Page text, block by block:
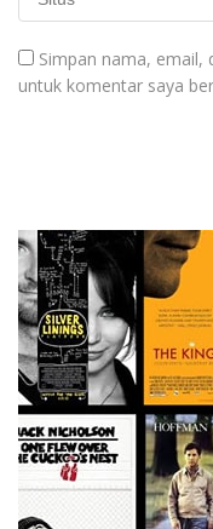
Simpan nama, email,
untuk komentar saya